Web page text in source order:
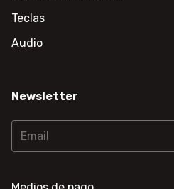
Teclas
Audio
Newsletter